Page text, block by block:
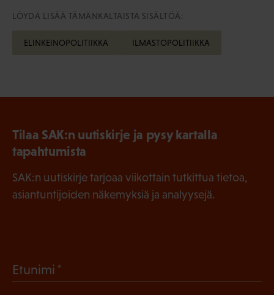
LÖYDÄ LISÄÄ TÄMÄNKALTAISTA SISÄLTÖÄ:
ELINKEINOPOLITIIKKA ILMASTOPOLITIIKKA
Tilaa SAK:n uutiskirje ja pysy kartalla
tapahtumista
SAK:n uutiskirje tarjoaa viikottain tutkittua tietoa,
asiantuntijoiden näkemyksiä ja analyysejä.
Etunimi